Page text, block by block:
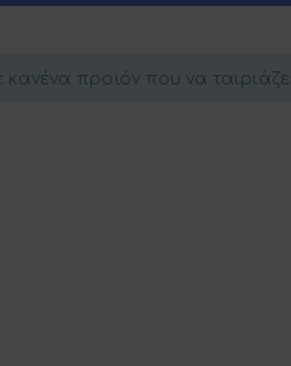
κανένα προϊόν που να